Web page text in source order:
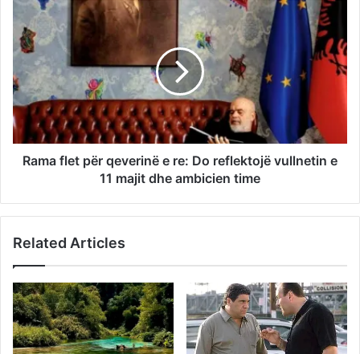
Rama flet për qeverinë e re: Do reflektojë vullnetin e
11 majit dhe ambicien time
Related Articles